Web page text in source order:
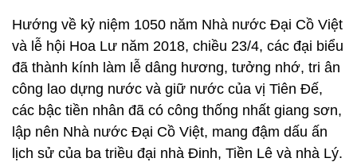
Hướng về kỷ niệm 1050 năm Nhà nước Đại Cồ Việt
và lễ hội Hoa Lư năm 2018, chiều 23/4, các đại biểu
đã thành kính làm lễ dâng hương, tưởng nhớ, tri ân
công lao dựng nước và giữ nước của vị Tiên Đế,
các bậc tiền nhân đã có công thống nhất giang sơn,
lập nên Nhà nước Đại Cồ Việt, mang đậm dấu ấn
lịch sử của ba triều đại nhà Đinh, Tiền Lê và nhà Lý.